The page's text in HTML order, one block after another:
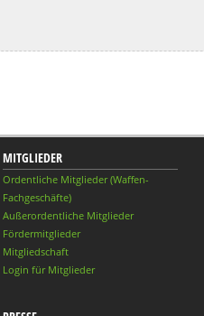
MITGLIEDER
Ordentliche Mitglieder (Waffen-
Fachgeschäfte)
Außerordentliche Mitglieder
Fördermitglieder
Mitgliedschaft
Login für Mitglieder